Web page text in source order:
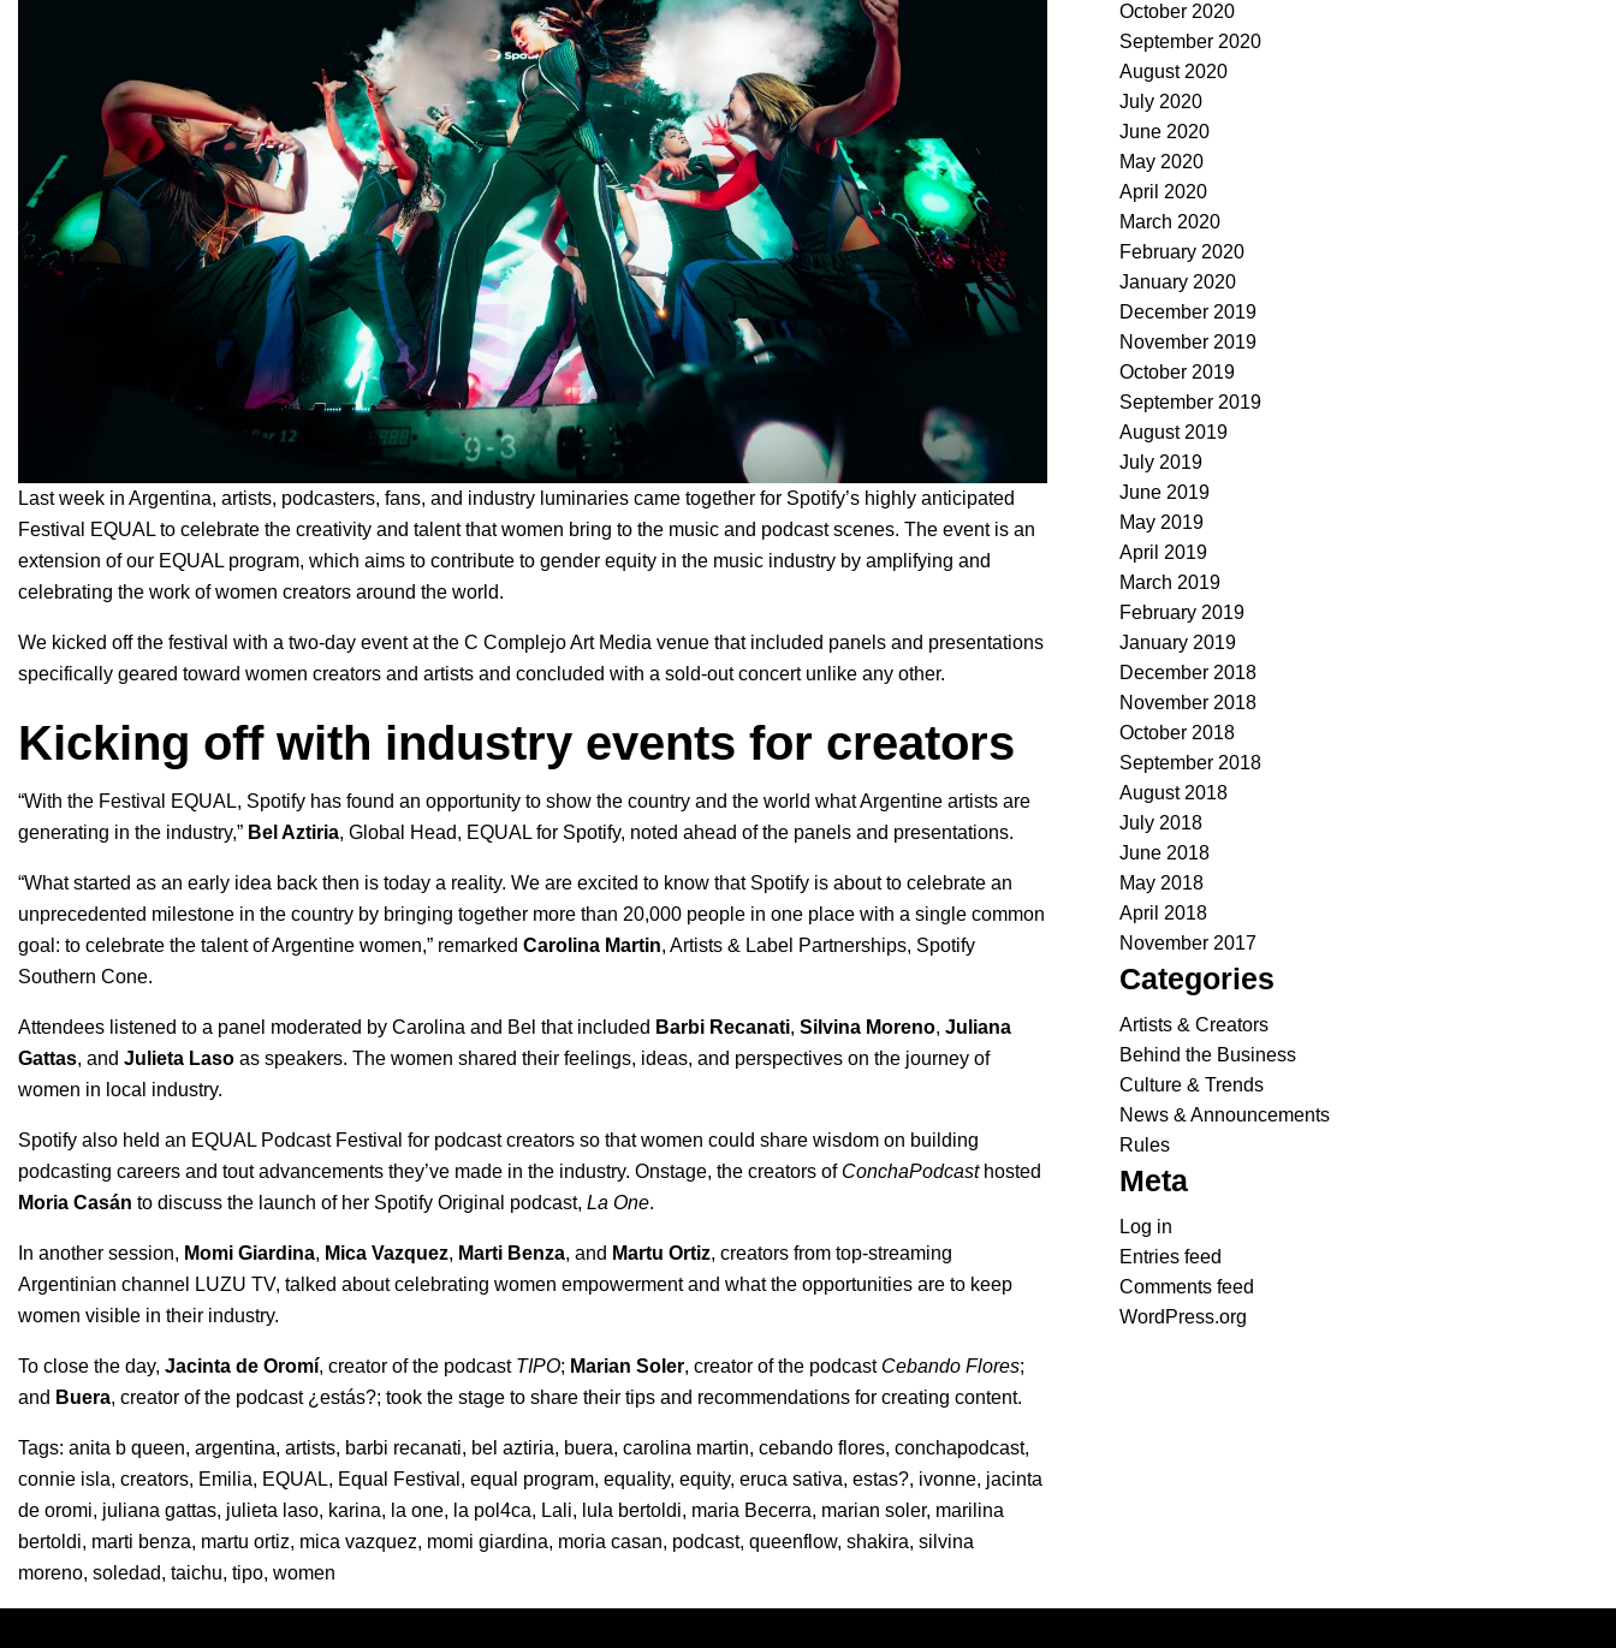
Last week in Argentina, artists, podcasters, fans, and industry luminaries came together for Spotify’s highly anticipated
Festival EQUAL to celebrate the creativity and talent that women bring to the music and podcast scenes. The event is an
extension of our EQUAL program, which aims to contribute to gender equity in the music industry by amplifying and
celebrating the work of women creators around the world.
We kicked off the festival with a two-day event at the C Complejo Art Media venue that included panels and presentations
specifically geared toward women creators and artists and concluded with a sold-out concert unlike any other.
Kicking off with industry events for creators
“With the Festival EQUAL, Spotify has found an opportunity to show the country and the world what Argentine artists are
generating in the industry,” Bel Aztiria, Global Head, EQUAL for Spotify, noted ahead of the panels and presentations.
“What started as an early idea back then is today a reality. We are excited to know that Spotify is about to celebrate an
unprecedented milestone in the country by bringing together more than 20,000 people in one place with a single common
goal: to celebrate the talent of Argentine women,” remarked Carolina Martin, Artists & Label Partnerships, Spotify
Southern Cone.
Attendees listened to a panel moderated by Carolina and Bel that included Barbi Recanati, Silvina Moreno, Juliana
Gattas, and Julieta Laso as speakers. The women shared their feelings, ideas, and perspectives on the journey of
women in local industry.
Spotify also held an EQUAL Podcast Festival for podcast creators so that women could share wisdom on building
podcasting careers and tout advancements they’ve made in the industry. Onstage, the creators of ConchaPodcasthosted
Moria Casán to discuss the launch of her Spotify Original podcast, La One.
In another session, Momi Giardina, Mica Vazquez, Marti Benza, and Martu Ortiz, creators from top-streaming
Argentinian channel LUZU TV, talked about celebrating women empowerment and what the opportunities are to keep
women visible in their industry.
To close the day, Jacinta de Oromí, creator of the podcast TIPO; Marian Soler, creator of the podcast Cebando Flores;
and Buera, creator of the podcast ¿estás?; took the stage to share their tips and recommendations for creating content.
Tags: anita b queen, argentina, artists, barbi recanati, bel aztiria, buera, carolina martin, cebando flores, conchapodcast,
connie isla, creators, Emilia, EQUAL, Equal Festival , equal program, equality, equity, eruca sativa, estas?, ivonne, jacinta
de oromi, juliana gattas, julieta laso, karina, la one, la pol4ca, Lali, lula bertoldi, maria Becerra, marian soler, marilina
bertoldi, marti benza, martu ortiz, mica vazquez, momi giardina, moria casan, podcast, queenflow, shakira, silvina
moreno, soledad, taichu, tipo, women
October 2020
September 2020
August 2020
July 2020
June 2020
May 2020
April 2020
March 2020
February 2020
January 2020
December 2019
November 2019
October 2019
September 2019
August 2019
July 2019
June 2019
May 2019
April 2019
March 2019
February 2019
January 2019
December 2018
November 2018
October 2018
September 2018
August 2018
July 2018
June 2018
May 2018
April 2018
November 2017
Categories
Artists & Creators
Behind the Business
Culture & Trends
News & Announcements
Rules
Meta
Log in
Entries feed
Comments feed
WordPress.org